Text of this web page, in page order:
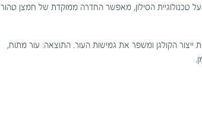
טכנולוגיית הסילון, מאפשר החדרה ממוקדת של חמצן טהור
הקולגן ומשפר את גמישות העור. התוצאה: עור מתוח,